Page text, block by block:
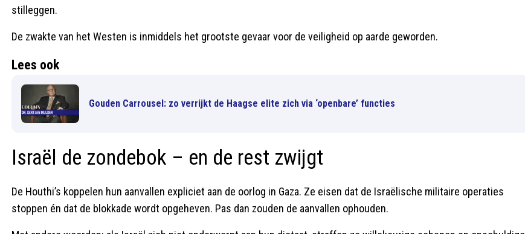
stilleggen.
De zwakte van het Westen is inmiddels het grootste gevaar voor de veiligheid op aarde geworden.
Lees ook
Gouden Carrousel: zo verrijkt de Haagse elite zich via ‘openbare’ functies
Israël de zondebok – en de rest zwijgt
De Houthi’s koppelen hun aanvallen expliciet aan de oorlog in Gaza. Ze eisen dat de Israëlische militaire operaties
stoppen én dat de blokkade wordt opgeheven. Pas dan zouden de aanvallen ophouden.